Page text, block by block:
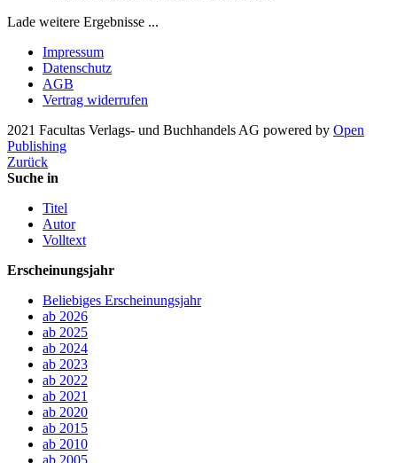
Lade weitere Ergebnisse ...
Impressum
Datenschutz
AGB
Vertrag widerrufen
2021 Facultas Verlags- und Buchhandels AG powered by Open
Publishing
Zurück
Suche in
Titel
Autor
Volltext
Erscheinungsjahr
Beliebiges Erscheinungsjahr
ab 2026
ab 2025
ab 2024
ab 2023
ab 2022
ab 2021
ab 2020
ab 2015
ab 2010
ab 2005